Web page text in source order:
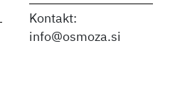
Kontakt:
info@osmoza.si